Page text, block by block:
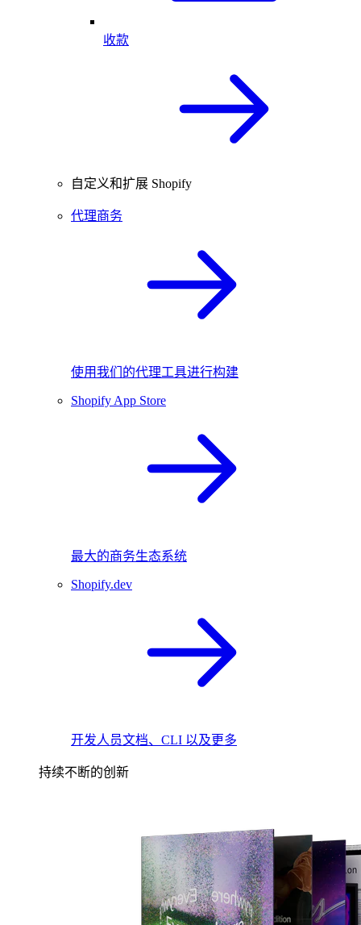
收款
自定义和扩展 Shopify
代理商务
使用我们的代理工具进行构建
Shopify App Store
最大的商务生态系统
Shopify.dev
开发人员文档、CLI 以及更多
持续不断的创新